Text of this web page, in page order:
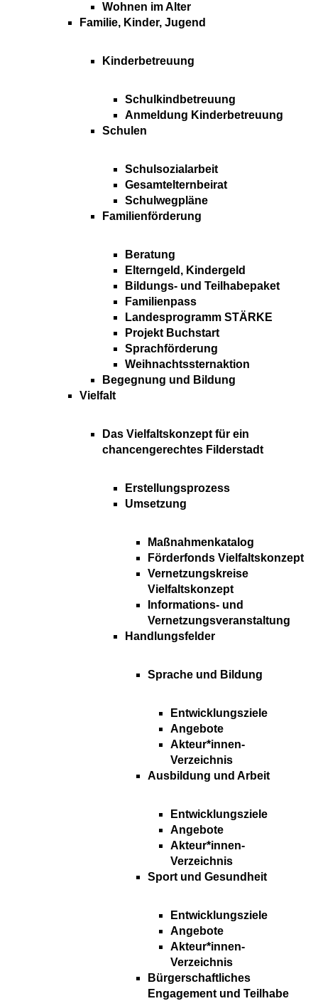
Wohnen im Alter
Familie, Kinder, Jugend
Kinderbetreuung
Schulkindbetreuung
Anmeldung Kinderbetreuung
Schulen
Schulsozialarbeit
Gesamtelternbeirat
Schulwegpläne
Familienförderung
Beratung
Elterngeld, Kindergeld
Bildungs- und Teilhabepaket
Familienpass
Landesprogramm STÄRKE
Projekt Buchstart
Sprachförderung
Weihnachtssternaktion
Begegnung und Bildung
Vielfalt
Das Vielfaltskonzept für ein
chancengerechtes Filderstadt
Erstellungsprozess
Umsetzung
Maßnahmenkatalog
Förderfonds Vielfaltskonzept
Vernetzungskreise
Vielfaltskonzept
Informations- und
Vernetzungsveranstaltung
Handlungsfelder
Sprache und Bildung
Entwicklungsziele
Angebote
Akteur*innen-
Verzeichnis
Ausbildung und Arbeit
Entwicklungsziele
Angebote
Akteur*innen-
Verzeichnis
Sport und Gesundheit
Entwicklungsziele
Angebote
Akteur*innen-
Verzeichnis
Bürgerschaftliches
Engagement und Teilhabe